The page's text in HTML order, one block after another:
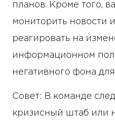
планов. Кроме того,
мониторить новости
реагировать на
информационном
негативного фона
Совет: В команде
кризисный штаб или